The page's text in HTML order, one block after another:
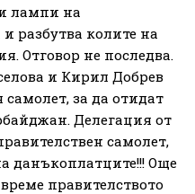
лампи на
разбутва колите на
Отговор не последва.
и Кирил Добрев
за да отидат
Делегация от
самолет,
данъкоплатците!!! Още
правителството